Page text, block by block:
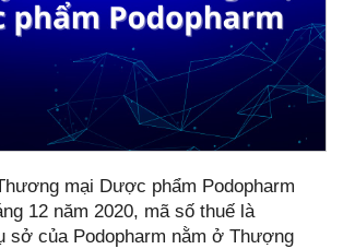
mại Dược phẩm Podopharm
12 năm 2020, mã số thuế là
sở của Podopharm nằm ở Thượng